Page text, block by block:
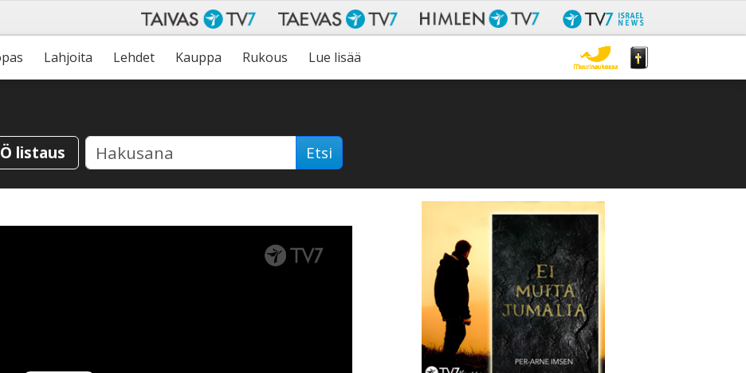
Lahjoita Lehdet Kauppa Rukous Lue lisää
listaus Etsi